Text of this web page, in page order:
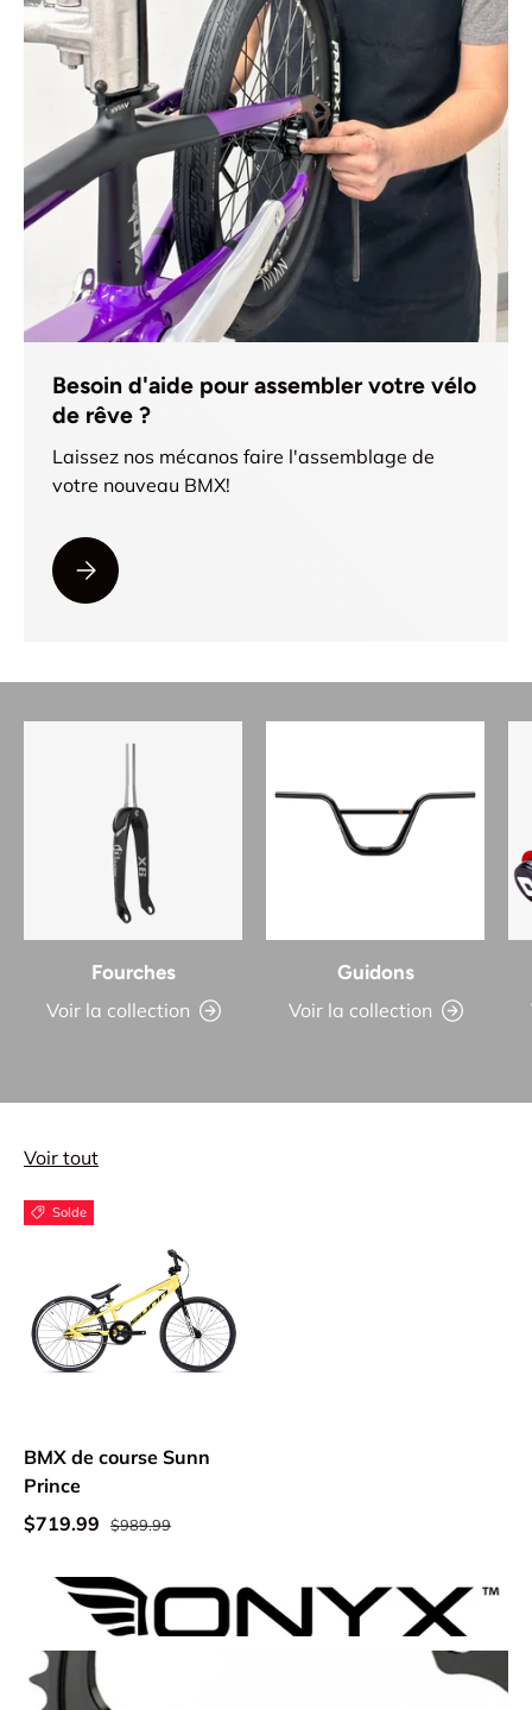
Besoin d'aide pour assembler votre vélo
de rêve ?
Laissez nos mécanos faire l'assemblage de
votre nouveau BMX!
VEUILLEZ SÉLECTIONNER BESOIN D'AIDE POUR
Fourches
Voir la collection
Guidons
Voir la collection
Voir tout
Solde
BMX de course Sunn
Prince
$719.99
$989.99